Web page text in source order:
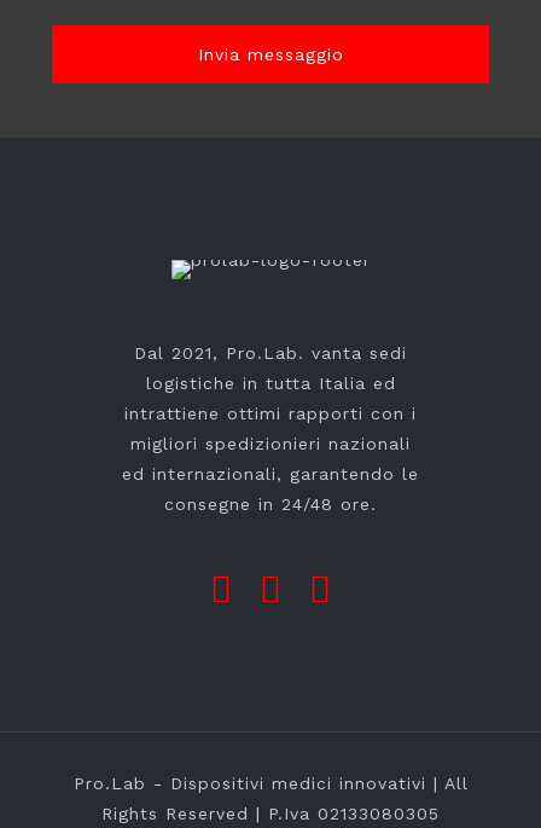
Dal 2021, Pro.Lab. vanta sedi
logistiche in tutta Italia ed
intrattiene ottimi rapporti con i
migliori spedizionieri nazionali
ed internazionali, garantendo le
consegne in 24/48 ore.
Pro.Lab - Dispositivi medici innovativi | All
Rights Reserved | P.Iva 02133080305